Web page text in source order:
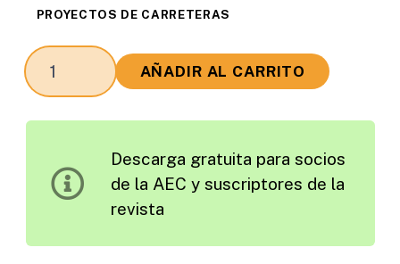
PROYECTOS DE CARRETERAS
Morfología
y
Intersecciones
AÑADIR AL CARRITO
Descarga gratuita para socios
de la AEC y suscriptores de la
revista